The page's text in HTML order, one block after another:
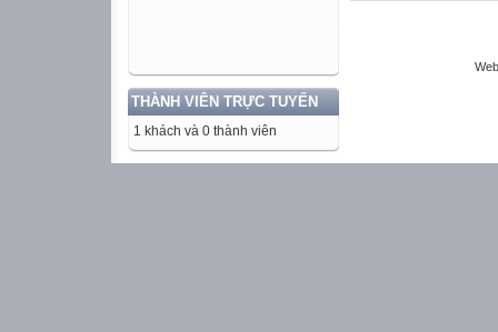
THÀNH VIÊN TRỰC TUYẾN
1 khách và 0 thành viên